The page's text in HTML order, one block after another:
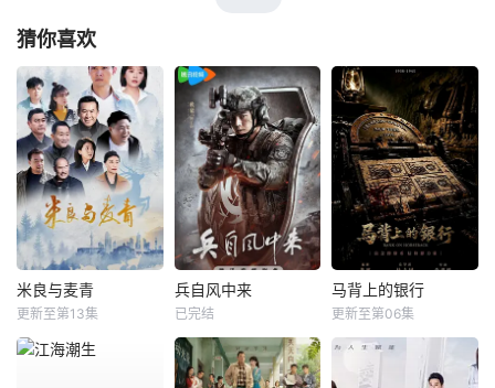
猜你喜欢
米良与麦青
更新至第13集
兵自风中来
已完结
马背上的银行
更新至第06集